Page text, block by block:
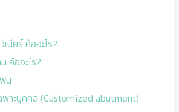
นียร์ คืออะไร?
คืออะไร?
น
พาะบุคคล (Customized abutment)